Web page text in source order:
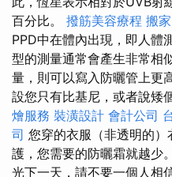
百分比。 撥筋美容療程 搬家
PPD中在體內出現，即​​人體
型的測量通常會產生非常相
量，則可以寫入防曬管上更
設您只有比基尼，或者說矮
燴服務 裝潢設計 會計公司
司 您穿的衣服（非透明的
護，您需要的防曬霜就越少。
光下一天，請不要一個人相